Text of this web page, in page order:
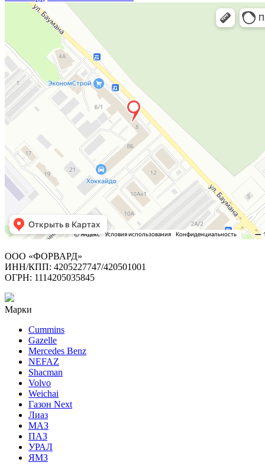
ООО «ФОРВАРД»
ИНН/КПП: 4205227747/420501001
ОГРН: 1114205035845
Марки
Cummins
Gazelle
Mercedes Benz
NEFAZ
Shacman
Volvo
Weichai
Газон Next
Лиаз
МАЗ
ПАЗ
УРАЛ
ЯМЗ